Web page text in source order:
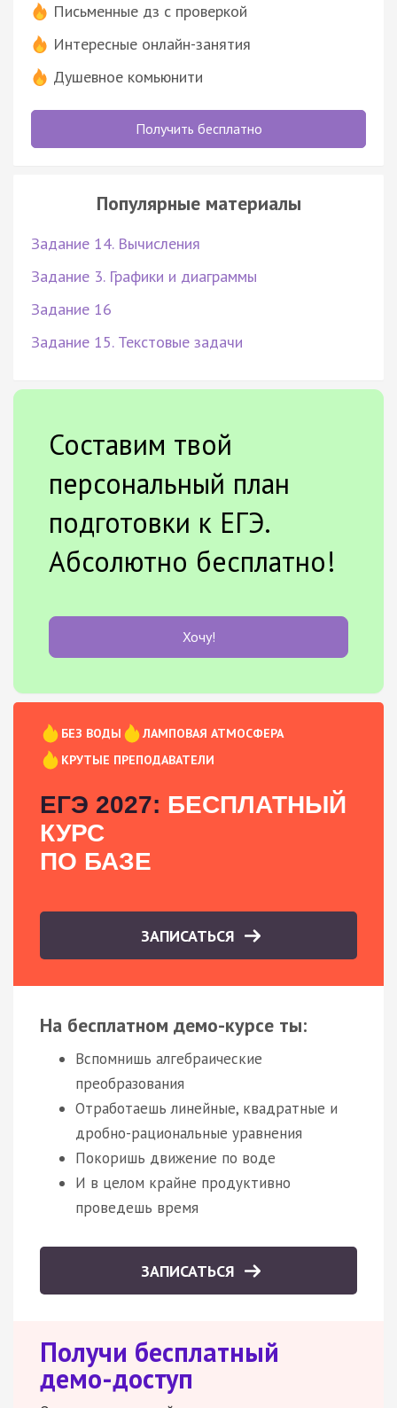
Письменные дз с проверкой
Интересные онлайн-занятия
Душевное комьюнити
Получить бесплатно
Популярные материалы
Задание 14. Вычисления
Задание 3. Графики и диаграммы
Задание 16
Задание 15. Текстовые задачи
Составим твой
персональный план
подготовки к ЕГЭ.
Абсолютно бесплатно!
Хочу!
БЕЗ ВОДЫ
ЛАМПОВАЯ АТМОСФЕРА
КРУТЫЕ ПРЕПОДАВАТЕЛИ
ЕГЭ 2027: БЕСПЛАТНЫЙ
КУРС
ПО БАЗЕ
ЗАПИСАТЬСЯ
На бесплатном демо-курсе ты:
Вспомнишь алгебраические
преобразования
Отработаешь линейные, квадратные и
дробно-рациональные уравнения
Покоришь движение по воде
И в целом крайне продуктивно
проведешь время
ЗАПИСАТЬСЯ
Получи бесплатный
демо-доступ